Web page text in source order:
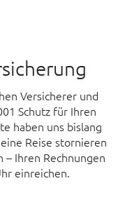
Versicherer und
Schutz für Ihren
haben uns bislang
Reise stornieren
Ihren Rechnungen
einreichen.